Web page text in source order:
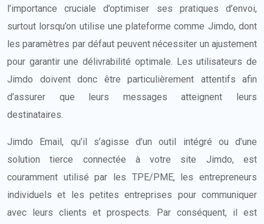
l’importance cruciale d’optimiser ses pratiques d’envoi,
surtout lorsqu’on utilise une plateforme comme Jimdo, dont
les paramètres par défaut peuvent nécessiter un ajustement
pour garantir une délivrabilité optimale. Les utilisateurs de
Jimdo doivent donc être particulièrement attentifs afin
d’assurer que leurs messages atteignent leurs
destinataires.
Jimdo Email, qu’il s’agisse d’un outil intégré ou d’une
solution tierce connectée à votre site Jimdo, est
couramment utilisé par les TPE/PME, les entrepreneurs
individuels et les petites entreprises pour communiquer
avec leurs clients et prospects. Par conséquent, il est